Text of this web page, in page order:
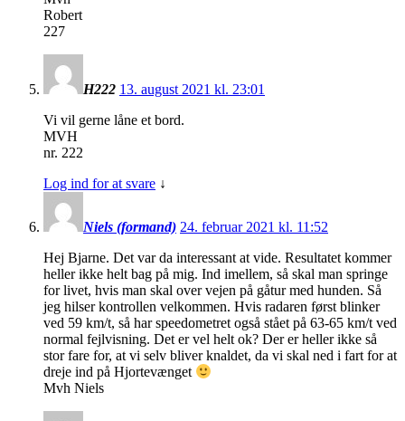
Robert
227
H222 13. august 2021 kl. 23:01
Vi vil gerne låne et bord.
MVH
nr. 222
Log ind for at svare ↓
Niels (formand) 24. februar 2021 kl. 11:52
Hej Bjarne. Det var da interessant at vide. Resultatet kommer
heller ikke helt bag på mig. Ind imellem, så skal man springe
for livet, hvis man skal over vejen på gåtur med hunden. Så
jeg hilser kontrollen velkommen. Hvis radaren først blinker
ved 59 km/t, så har speedometret også stået på 63-65 km/t ved
normal fejlvisning. Det er vel helt ok? Der er heller ikke så
stor fare for, at vi selv bliver knaldet, da vi skal ned i fart for at
dreje ind på Hjortevænget
Mvh Niels